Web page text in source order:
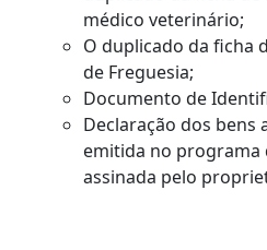
médico veterinário;
O duplicado da ficha
de Freguesia;
Documento de
Declaração dos bens
emitida no programa
assinada pelo